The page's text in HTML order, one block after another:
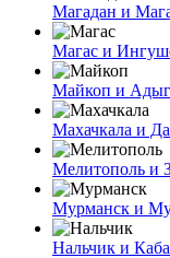
Магадан и
Магас и
Майкоп и
Махачкала и
Мелитополь и
Мурманск и
Нальчик и